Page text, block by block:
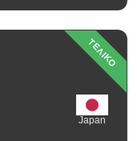
ΤΕΛΙΚΟ
Japan